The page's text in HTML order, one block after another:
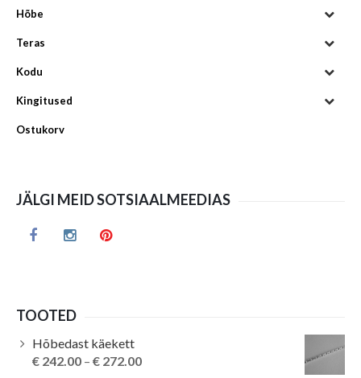
Hõbe
Teras
Kodu
Kingitused
Ostukorv
JÄLGI MEID SOTSIAALMEEDIAS
TOOTED
Hõbedast käekett
€ 242.00 – € 272.00